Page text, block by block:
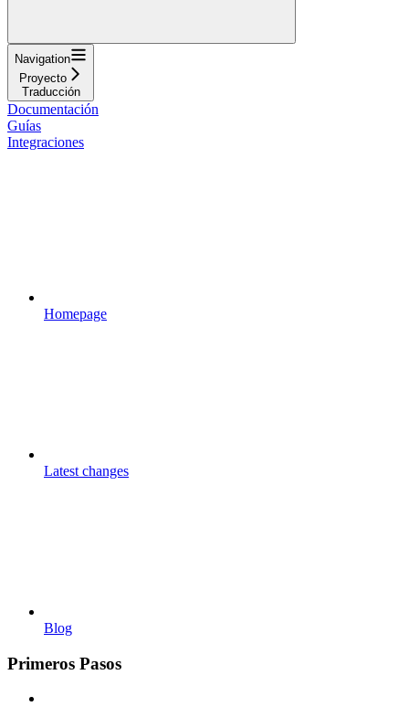
Navigation
Proyecto
Traducción
Documentación
Guías
Integraciones
Homepage
Latest changes
Blog
Primeros Pasos